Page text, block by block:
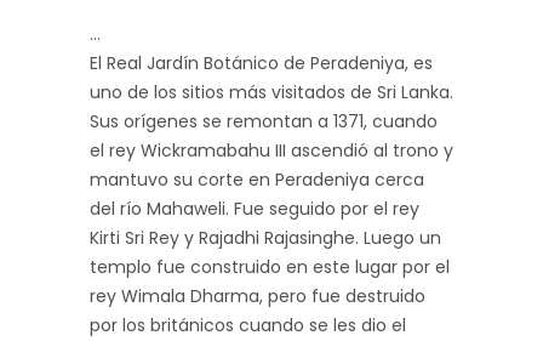
El Real Jardín Botánico de Peradeniya, es
uno de los sitios más visitados de Sri Lanka.
Sus orígenes se remontan a 1371, cuando
el rey Wickramabahu III ascendió al trono y
mantuvo su corte en Peradeniya cerca
del río Mahaweli. Fue seguido por el rey
Kirti Sri Rey y Rajadhi Rajasinghe. Luego un
templo fue construido en este lugar por el
rey Wimala Dharma, pero fue destruido
por los británicos cuando se les dio el